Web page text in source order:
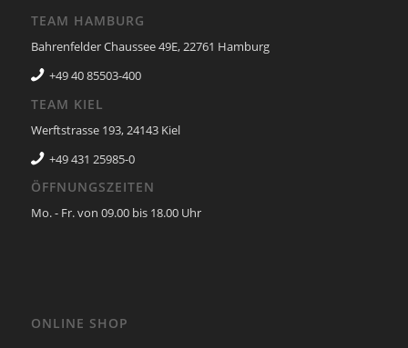
TEAM HAMBURG
Bahrenfelder Chaussee 49E, 22761 Hamburg
+49 40 85503-400
TEAM KIEL
Werftstrasse 193, 24143 Kiel
+49 431 25985-0
ÖFFNUNGSZEITEN
Mo. - Fr. von 09.00 bis 18.00 Uhr
ONLINE SHOP